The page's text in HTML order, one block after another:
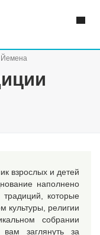
Йемена
взрослых и детей
наполнено
которые
культуры, религии
собрании
заглянуть за